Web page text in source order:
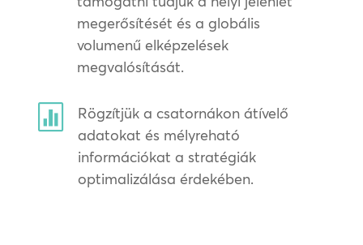
megerősítését és a globális
volumenű elképzelések
megvalósítását.

Rögzítjük a csatornákon átívelő
adatokat és mélyreható
információkat a stratégiák
optimalizálása érdekében.